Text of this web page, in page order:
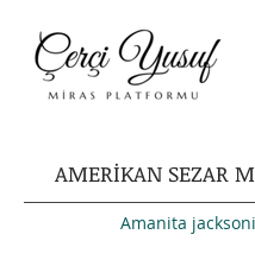
AMERİKAN SEZAR
Amanita